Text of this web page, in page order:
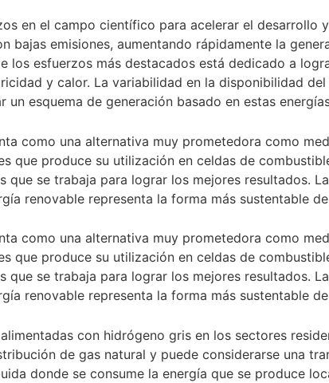
en el campo científico para acelerar el desarrollo
bajas emisiones, aumentando rápidamente la
los esfuerzos más destacados está dedicado a
y calor. La variabilidad en la disponibilidad
un esquema de generación basado en estas
como una alternativa muy prometedora como
que produce su utilización en celdas de
que se trabaja para lograr los mejores resultados.
renovable representa la forma más sustentable
como una alternativa muy prometedora como
que produce su utilización en celdas de
que se trabaja para lograr los mejores resultados.
renovable representa la forma más sustentable
con hidrógeno gris en los sectores
de gas natural y puede considerarse una
donde se consume la energía que se produce